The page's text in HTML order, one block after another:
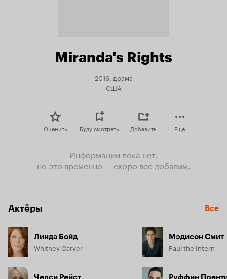
Miranda's Rights
2016, драма
США
Оценить Буду смотреть Добавить Еще
Информации пока нет,
но это временно — скоро все добавим.
Актёры Все
Линда Бойд
Whitney Carver
Мэдисон Смит
Paul the Intern